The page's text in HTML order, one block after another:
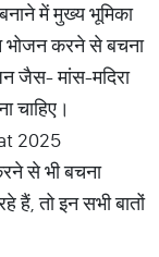
में मुख्य भूमिका
भोजन करने से बचना
जैस- मांस-मदिरा
चाहिए।
2025
से भी बचना
हैं, तो इन सभी बातों